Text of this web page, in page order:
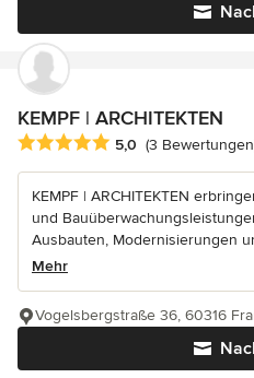
KEMPF | ARCHITEKTEN
Durchschnittliche Bewertung:
5,0 (3
KEMPF | ARCHITEKTEN
und
Ausbauten, Modernisierungen
Mehr
Vogelsbergstraße 36, 60316